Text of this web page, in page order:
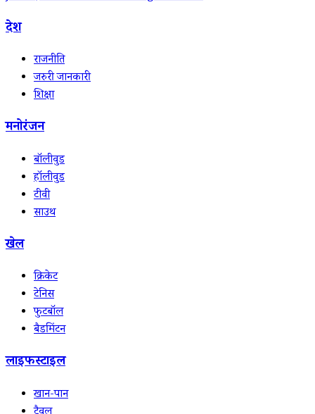
देश
राजनीति
जरुरी जानकारी
शिक्षा
मनोरंजन
बॉलीवुड
हॉलीवुड
टीवी
साउथ
खेल
क्रिकेट
टेनिस
फुटबॉल
बैडमिंटन
लाइफस्टाइल
खान-पान